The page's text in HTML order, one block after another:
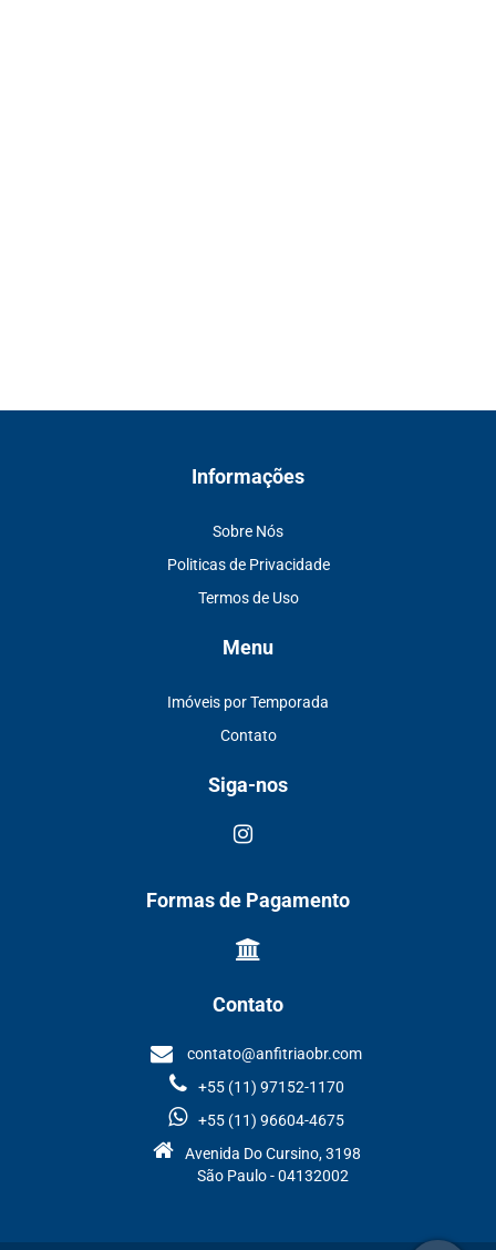
Informações
Sobre Nós
Politicas de Privacidade
Termos de Uso
Menu
Imóveis por Temporada
Contato
Siga-nos
Formas de Pagamento
Contato
contato@anfitriaobr.com
+55 (11) 97152-1170
+55 (11) 96604-4675
Avenida Do Cursino, 3198
São Paulo - 04132002